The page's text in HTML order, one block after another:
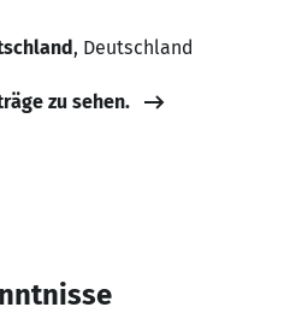
, Deutschland
zu sehen.